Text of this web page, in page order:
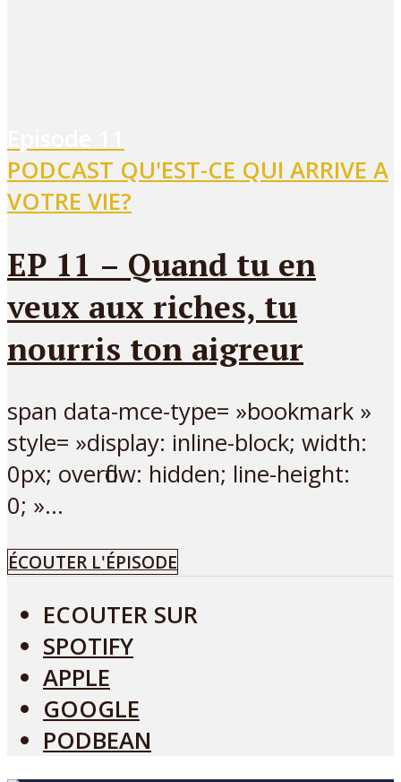
PODCAST QU'EST-CE QUI ARRIVE A
VOTRE VIE?
EP 11 – Quand tu en
veux aux riches, tu
nourris ton aigreur
span data-mce-type= »bookmark »
style= »display: inline-block; width:
0px; overflow: hidden; line-height:
0; »...
ÉCOUTER L'ÉPISODE
ECOUTER SUR
SPOTIFY
APPLE
GOOGLE
PODBEAN